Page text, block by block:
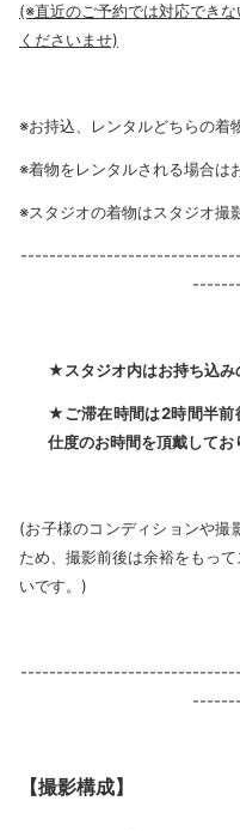
(※直近のご予約では対応でき
くださいませ)
※お持込、レンタルどちらの着
※着物をレンタルされる場合は
※スタジオの着物はスタジオ撮
★スタジオ内はお持ち込み
★ご滞在時間は2時間半
仕度のお時間を頂戴してお
(お子様のコンディションや撮
ため、撮影前後は余裕をもっ
いです。)
【撮影構成】